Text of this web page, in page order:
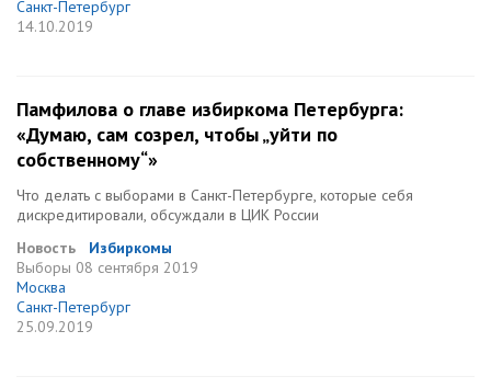
Санкт-Петербург
14.10.2019
Памфилова о главе избиркома Петербурга:
«Думаю, сам созрел, чтобы „уйти по
собственному“»
Что делать с выборами в Санкт-Петербурге, которые себя
дискредитировали, обсуждали в ЦИК России
Новость
Избиркомы
Выборы 08 сентября 2019
Москва
Санкт-Петербург
25.09.2019